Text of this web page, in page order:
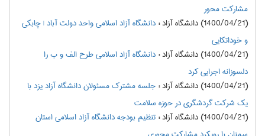
مشارکت محور
(1400/04/21) دانشگاه آزاد
:دانشگاه آزاد اسلامی واحد دولت آباد | چابکی
و خوداتکایی
(1400/04/21) دانشگاه آزاد
:دانشگاه آزاد اسلامی طرح الف و ب را
دلسوزانه اجرایی کرد
(1400/04/21) دانشگاه آزاد
:جلسه مشترک مسئولان دانشگاه آزاد یزد با
یک شرکت گردشگری در حوزه سلامت
(1400/04/21) دانشگاه آزاد
:تنظیم بودجه دانشگاه آزاد اسلامی استان